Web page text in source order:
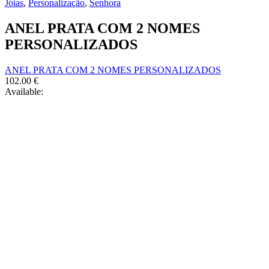
the
product
page
variants.
options
may
be
on
Jóias, Personalização, Senhora
ANEL PRATA COM 2 NOMES
PERSONALIZADOS
ANEL PRATA COM 2 NOMES PERSONALIZADOS
102.00 €
Available: